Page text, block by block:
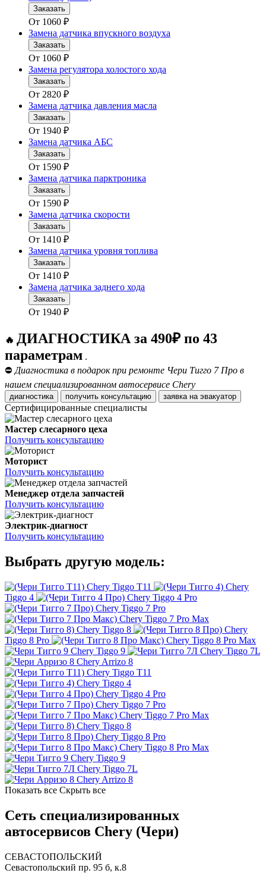
Заказать
От 1060 ₽
Замена датчика впускного воздуха
Заказать
От 1060 ₽
Замена регулятора холостого хода
Заказать
От 2820 ₽
Замена датчика давления масла
Заказать
От 1940 ₽
Замена датчика АБС
Заказать
От 1590 ₽
Замена датчика парктроника
Заказать
От 1590 ₽
Замена датчика скорости
Заказать
От 1410 ₽
Замена датчика уровня топлива
Заказать
От 1410 ₽
Замена датчика заднего хода
Заказать
От 1940 ₽
🔥 ДИАГНОСТИКА за 490₽ по 43
параметрам .
⛔ Диагностика в подарок при ремонте Чери Тигго 7 Про в
нашем специализированном автосервисе Chery
диагностика получить консультацию заявка на эвакуатор
Сертифицированные специалисты
Мастер слесарного цеха
Получить консультацию
Моторист
Получить консультацию
Менеджер отдела запчастей
Получить консультацию
Электрик-диагност
Получить консультацию
Выбрать другую модель:
Chery Tiggo T11
Chery
Tiggo 4
Chery Tiggo 4 Pro
Chery Tiggo 7 Pro
Chery Tiggo 7 Pro Max
Chery Tiggo 8
Chery
Tiggo 8 Pro
Chery Tiggo 8 Pro Max
Chery Tiggo 9
Chery Tiggo 7L
Chery Arrizo 8
Chery Tiggo T11
Chery Tiggo 4
Chery Tiggo 4 Pro
Chery Tiggo 7 Pro
Chery Tiggo 7 Pro Max
Chery Tiggo 8
Chery Tiggo 8 Pro
Chery Tiggo 8 Pro Max
Chery Tiggo 9
Chery Tiggo 7L
Chery Arrizo 8
Показать все Скрыть все
Сеть специализированных
автосервисов Chery (Чери)
СЕВАСТОПОЛЬСКИЙ
Севастопольский пр. 95 б, к.8